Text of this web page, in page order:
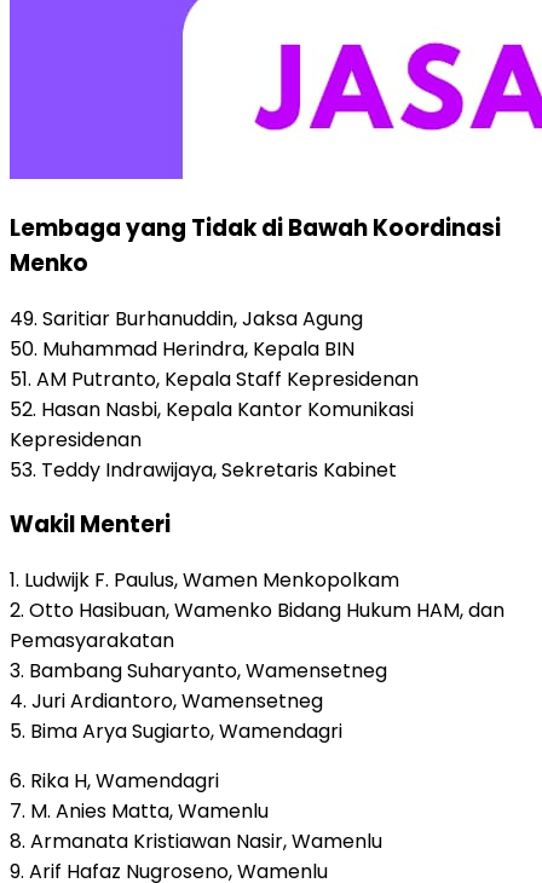
Lembaga yang Tidak di Bawah Koordinasi
Menko
49. Saritiar Burhanuddin, Jaksa Agung
50. Muhammad Herindra, Kepala BIN
51. AM Putranto, Kepala Staff Kepresidenan
52. Hasan Nasbi, Kepala Kantor Komunikasi
Kepresidenan
53. Teddy Indrawijaya, Sekretaris Kabinet
Wakil Menteri
1. Ludwijk F. Paulus, Wamen Menkopolkam
2. Otto Hasibuan, Wamenko Bidang Hukum HAM, dan
Pemasyarakatan
3. Bambang Suharyanto, Wamensetneg
4. Juri Ardiantoro, Wamensetneg
5. Bima Arya Sugiarto, Wamendagri
6. Rika H, Wamendagri
7. M. Anies Matta, Wamenlu
8. Armanata Kristiawan Nasir, Wamenlu
9. Arif Hafaz Nugroseno, Wamenlu